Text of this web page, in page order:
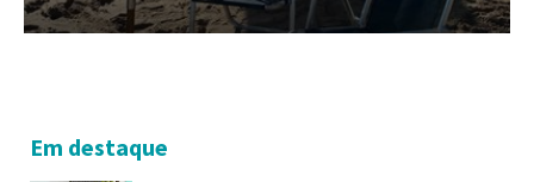
Em destaque